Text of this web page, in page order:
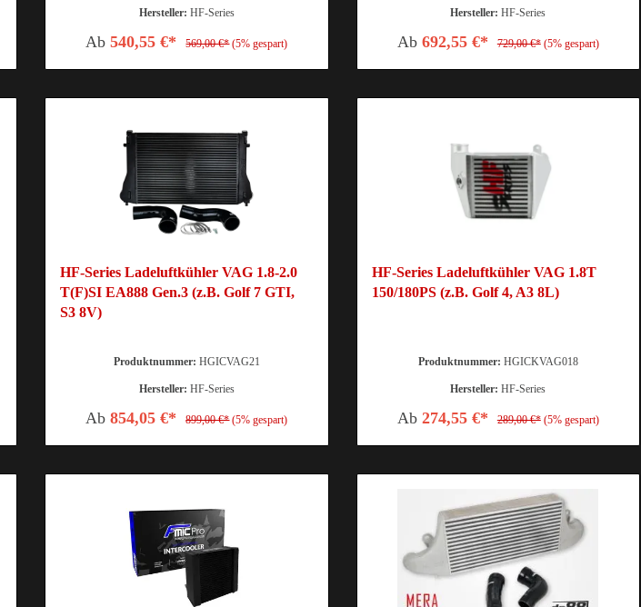
Hersteller: HF-Series
Ab540,55 €* 569,00 €* (5% gespart)
Hersteller:HF-Series
Ab 692,55 €* 729,00 €* (5% gespart)
HF-Series Ladeluftkühler VAG 1.8-2.0
T(F)SI EA888 Gen.3 (z.B. Golf 7 GTI,
S3 8V)
Produktnummer: HGICVAG21
Hersteller: HF-Series
Ab854,05 €* 899,00 €* (5% gespart)
HF-Series Ladeluftkühler VAG 1.8T
150/180PS (z.B. Golf 4, A3 8L)
Produktnummer: HGICKVAG018
Hersteller:HF-Series
Ab 274,55 €* 289,00 €* (5% gespart)